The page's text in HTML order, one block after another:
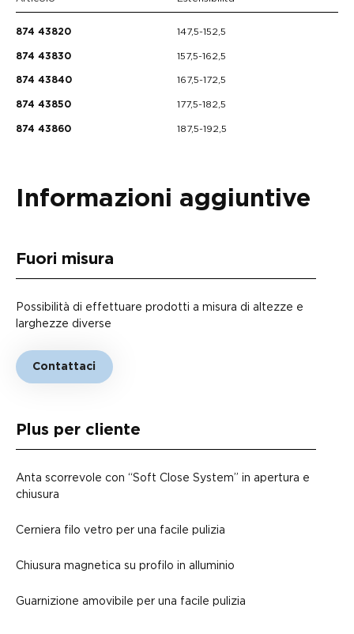
874 43820 147,5-152,5
874 43830 157,5-162,5
874 43840 167,5-172,5
874 43850 177,5-182,5
874 43860 187,5-192,5
Informazioni aggiuntive
Fuori misura
Possibilità di effettuare prodotti a misura di altezze e
larghezze diverse
Contattaci
Plus per cliente
Anta scorrevole con “Soft Close System” in apertura e
chiusura
Cerniera filo vetro per una facile pulizia
Chiusura magnetica su profilo in alluminio
Guarnizione amovibile per una facile pulizia